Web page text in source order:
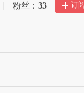
粉丝： 33 订